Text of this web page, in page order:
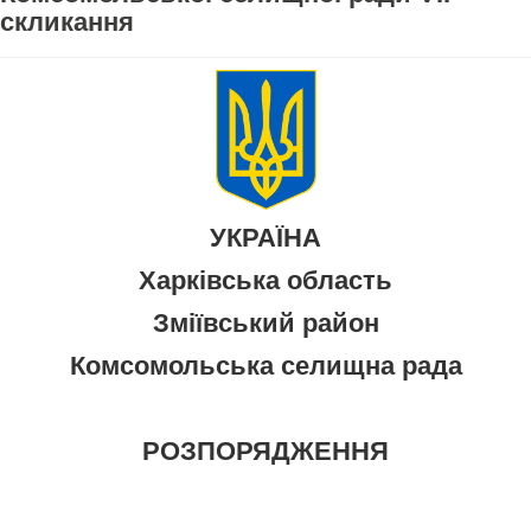
скликання
УКРАЇНА
Харківська область
Зміївський район
Комсомольська селищна рада
РОЗПОРЯДЖЕННЯ